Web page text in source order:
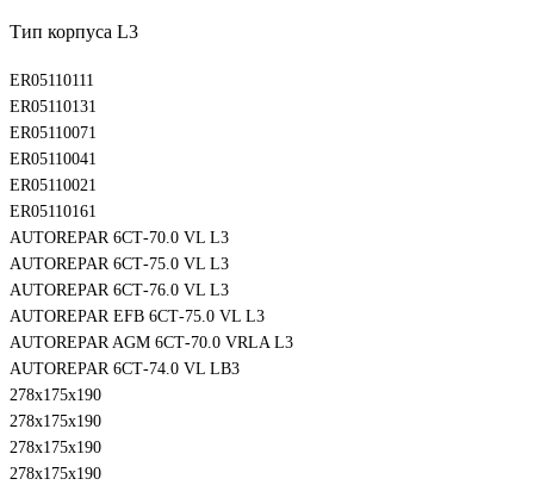
Тип корпуса L3
ER05110111
ER05110131
ER05110071
ER05110041
ER05110021
ER05110161
AUTOREPAR 6СТ-70.0 VL L3
AUTOREPAR 6СТ-75.0 VL L3
AUTOREPAR 6СТ-76.0 VL L3
AUTOREPAR EFB 6СТ-75.0 VL L3
AUTOREPAR AGM 6СТ-70.0 VRLA L3
AUTOREPAR 6СТ-74.0 VL LB3
278х175х190
278х175х190
278х175х190
278х175х190